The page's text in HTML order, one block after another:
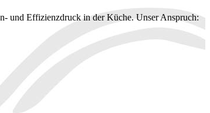
und Effizienzdruck in der Küche. Unser Anspruch: